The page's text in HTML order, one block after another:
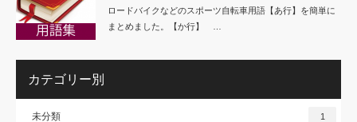
ロードバイクなどのスポーツ自転車用語【あ行】を簡単に
まとめました。【か行】 …
カテゴリー別
未分類 1